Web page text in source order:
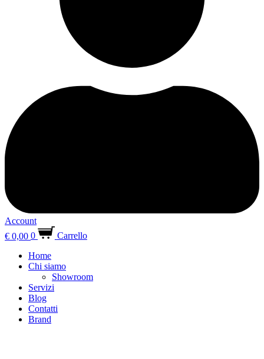
Account
€ 0,00 0
Carrello
Home
Chi siamo
Showroom
Servizi
Blog
Contatti
Brand